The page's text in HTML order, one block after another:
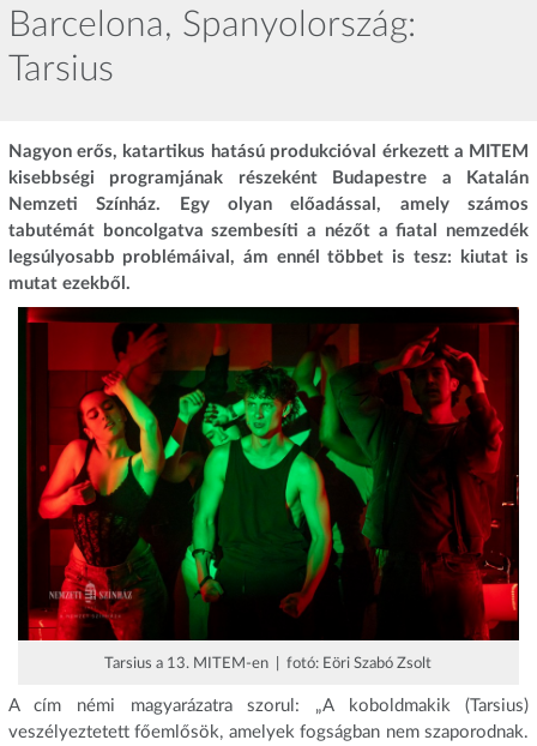
Barcelona, Spanyolország:
Tarsius
Nagyon erős, katartikus hatású produkcióval érkezett a MITEM
kisebbségi programjának részeként Budapestre a Katalán
Nemzeti Színház. Egy olyan előadással, amely számos
tabutémát boncolgatva szembesíti a nézőt a fiatal nemzedék
legsúlyosabb problémáival, ám ennél többet is tesz: kiutat is
mutat ezekből.
Tarsius a 13. MITEM-en | fotó: Eöri Szabó Zsolt
A cím némi magyarázatra szorul: „A koboldmakik (Tarsius)
veszélyeztetett főemlősök, amelyek fogságban nem szaporodnak.